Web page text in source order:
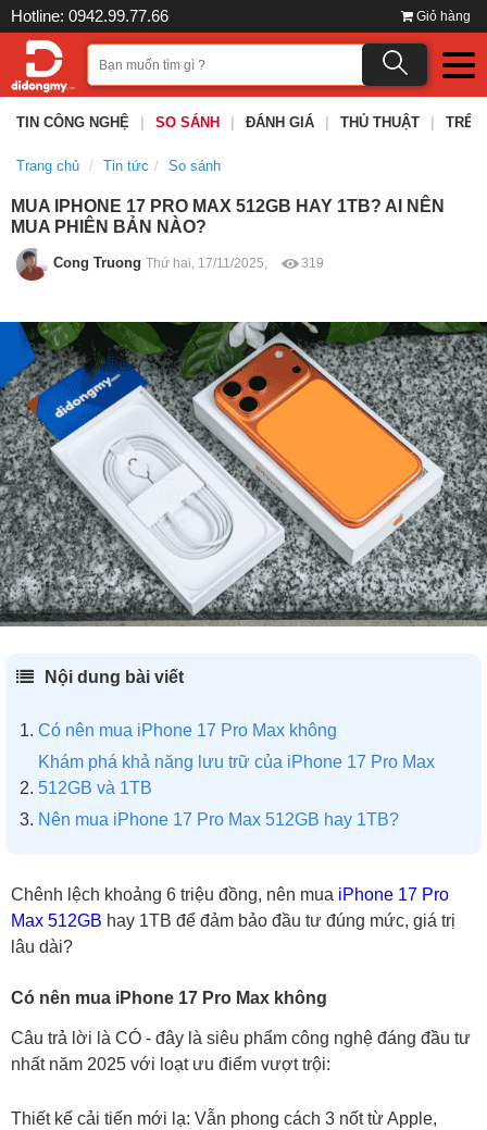
Hotline: 0942.99.77.66 Giỏ hàng
TIN CÔNG NGHỆ SO SÁNH ĐÁNH GIÁ THỦ THUẬT TRÊN
Trang chủ Tin tức So sánh
MUA IPHONE 17 PRO MAX 512GB HAY 1TB? AI NÊN
MUA PHIÊN BẢN NÀO?
Cong Truong Thứ hai, 17/11/2025, 319
Nội dung bài viết
Có nên mua iPhone 17 Pro Max không
Khám phá khả năng lưu trữ của iPhone 17 Pro Max
512GB và 1TB
Nên mua iPhone 17 Pro Max 512GB hay 1TB?
Chênh lệch khoảng 6 triệu đồng, nên mua iPhone 17 Pro
Max 512GB hay 1TB để đảm bảo đầu tư đúng mức, giá trị
lâu dài?
Có nên mua iPhone 17 Pro Max không
Câu trả lời là CÓ - đây là siêu phẩm công nghệ đáng đầu tư
nhất năm 2025 với loạt ưu điểm vượt trội:
Thiết kế cải tiến mới lạ: Vẫn phong cách 3 nốt từ Apple,